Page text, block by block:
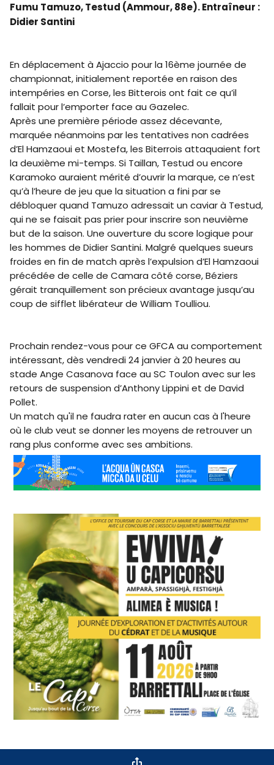
Fumu Tamuzo, Testud (Ammour, 88e). Entraîneur :
Didier Santini
En déplacement à Ajaccio pour la 16ème journée de
championnat, initialement reportée en raison des
intempéries en Corse, les Bitterois ont fait ce qu’il
fallait pour l’emporter face au Gazelec.
Après une première période assez décevante,
marquée néanmoins par les tentatives non cadrées
d’El Hamzaoui et Mostefa, les Biterrois attaquaient fort
la deuxième mi-temps. Si Taillan, Testud ou encore
Karamoko auraient mérité d’ouvrir la marque, ce n’est
qu’à l’heure de jeu que la situation a fini par se
débloquer quand Tamuzo adressait un caviar à Testud,
qui ne se faisait pas prier pour inscrire son neuvième
but de la saison. Une ouverture du score logique pour
les hommes de Didier Santini. Malgré quelques sueurs
froides en fin de match après l’expulsion d’El Hamzaoui
précédée de celle de Camara côté corse, Béziers
gérait tranquillement son précieux avantage jusqu’au
coup de sifflet libérateur de William Toulliou.
Prochain rendez-vous pour ce GFCA au comportement
intéressant, dès vendredi 24 janvier à 20 heures au
stade Ange Casanova face au SC Toulon avec sur les
retours de suspension d’Anthony Lippini et de David
Pollet.
Un match qu'il ne faudra rater en aucun cas à l'heure
où le club veut se donner les moyens de retrouver un
rang plus conforme avec ses ambitions.